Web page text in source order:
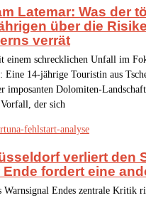
Latemar: Was der
über die
verrät
einem schrecklichen Unfall im
Eine 14-jährige Touristin aus
imposanten Dolomiten-
der sich
verliert den
fordert eine
Warnsignal Endes zentrale Kritik